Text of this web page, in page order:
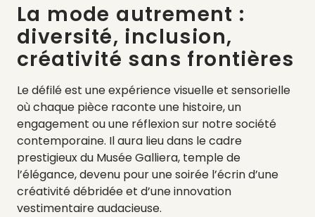
La mode autrement :
diversité, inclusion,
créativité sans frontières
Le défilé est une expérience visuelle et sensorielle
où chaque pièce raconte une histoire, un
engagement ou une réflexion sur notre société
contemporaine. Il aura lieu dans le cadre
prestigieux du Musée Galliera, temple de
l’élégance, devenu pour une soirée l’écrin d’une
créativité débridée et d’une innovation
vestimentaire audacieuse.